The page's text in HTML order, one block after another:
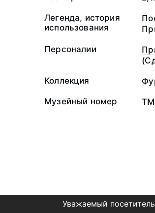
Легенда, история
использования
Персоналии
Коллекция
Музейный номер
Уважаемый